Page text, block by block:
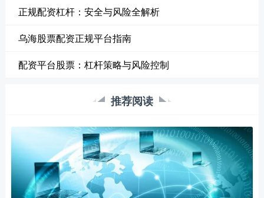
正规配资杠杆：安全与风险全解析
乌海股票配资正规平台指南
配资平台股票：杠杆策略与风险控制
推荐阅读